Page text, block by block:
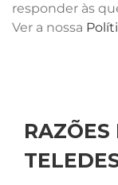
responder às
Ver a nossa
RAZÕES